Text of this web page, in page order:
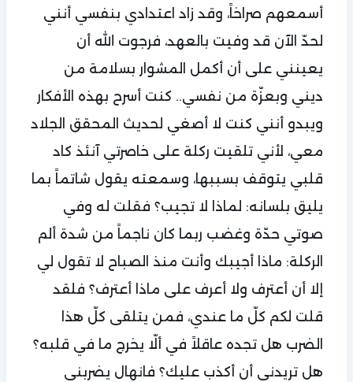
أسمعهم صراخاً، وقد زاد اعتدادي بنفسي أنني
لحدّ الآن قد وفيت بالعهد، فرجوت الله أن
يعينني على أن أكمل المشوار بسلامة من
ديني وبعزّة من نفسي.. كنت أسرح بهذه الأفكار
ويبدو أنني كنت لا أصغي لحديث المحقق الجلاد
معي، لأني تلقيت ركلة على خاصرتي آنئذ كاد
قلبي يتوقف بسببها، وسمعته يقول شاتماً بما
يليق بلسانه: لماذا لا تجيب؟ فقلت له وفي
صوتي حدّة وغضب ربما كان ناجماً من شدة ألم
الركلة: ماذا أجيبك وأنت منذ الصباح لا تقول لي
إلا أن أعترف ولا أعرف على ماذا أعترف؟ فلقد
قلت لكم كلّ ما عندي، فمن يتلقى كلّ هذا
الضرب هل تجده عاقلاً في ألّا يخرج ما في قلبه؟
هل تريدني أن أكذب عليك؟ فانهال يضربني